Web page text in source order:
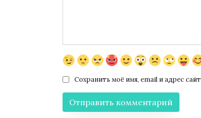
Сохранить моё имя, email и адрес